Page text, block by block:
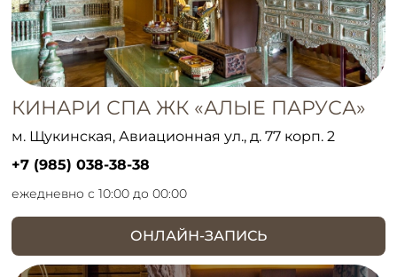
КИНАРИ СПА ЖК «АЛЫЕ ПАРУСА»
м. Щукинская, Авиационная ул., д. 77 корп. 2
+7 (985) 038-38-38
ежедневно с 10:00 до 00:00
ОНЛАЙН-ЗАПИСЬ